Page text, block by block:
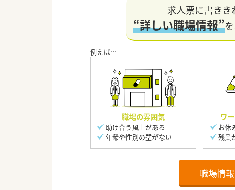
求人票に書きき
“詳しい職場情報”
職場の雰囲気
助け合う風土がある
年齢や性別の壁がない
ワ
お休
残業
職場情